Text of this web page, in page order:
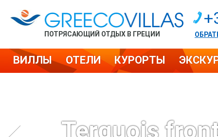
ПОТРЯСАЮЩИЙ ОТДЫХ В ГРЕЦИИ
ВИЛЛЫ ОТЕЛИ КУРОРТЫ
Terquois